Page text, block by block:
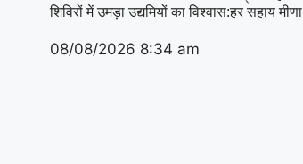
शिविरों में उमड़ा उद्यमियों का विश्वास:हर सहाय मीणा
08/08/2026 8:34 am